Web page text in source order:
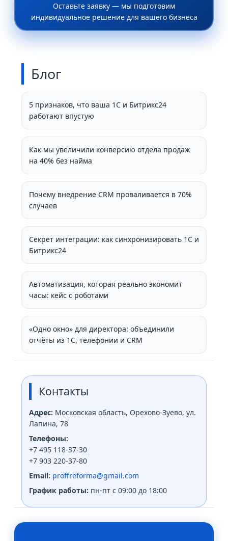
Оставьте заявку — мы подготовим
индивидуальное решение для вашего бизнеса
Блог
5 признаков, что ваша 1С и Битрикс24
работают впустую
Как мы увеличили конверсию отдела продаж
на 40% без найма
Почему внедрение CRM проваливается в 70%
случаев
Секрет интеграции: как синхронизировать 1С и
Битрикс24
Автоматизация, которая реально экономит
часы: кейс с роботами
«Одно окно» для директора: объединили
отчёты из 1С, телефонии и CRM
Контакты
Адрес: Московская область, Орехово-Зуево, ул.
Лапина, 78
Телефоны:
+7 495 118-37-30
+7 903 220-37-80
Email: proffreforma@gmail.com
График работы: пн-пт с 09:00 до 18:00